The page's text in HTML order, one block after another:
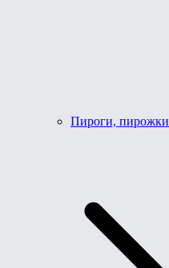
Пироги, пирожки